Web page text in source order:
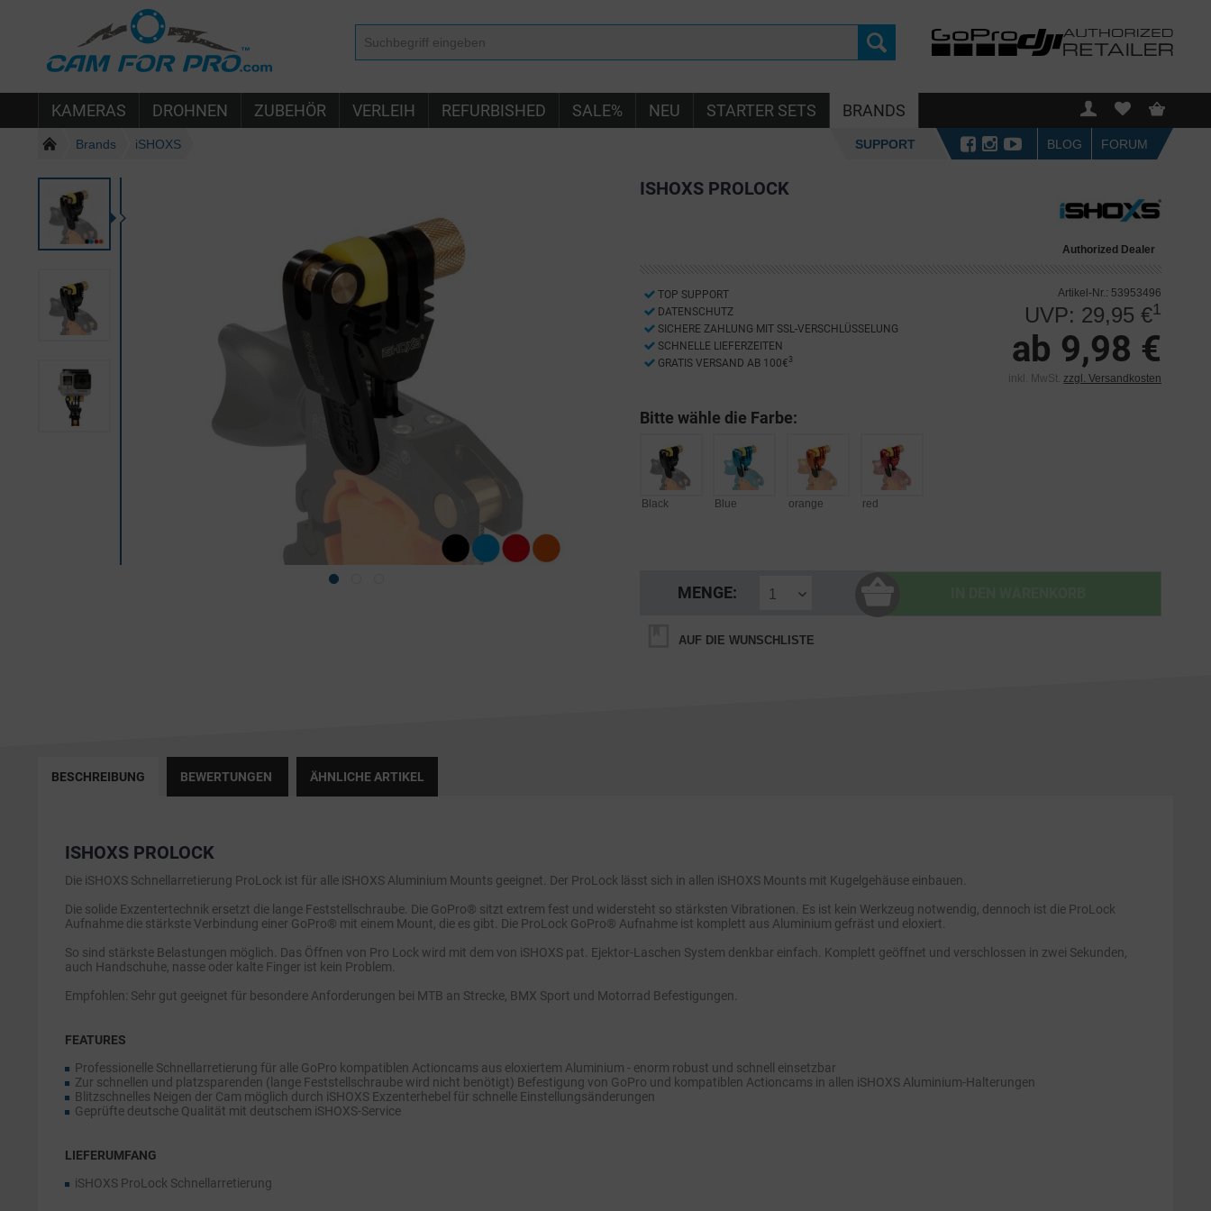
KAMERAS DROHNEN ZUBEHÖR VERLEIH REFURBISHED SALE% NEU STARTER SETS BRANDS
Brands iSHOXS SUPPORT BLOG FORUM
ISHOXS PROLOCK
Authorized Dealer
TOP SUPPORT
DATENSCHUTZ
SICHERE ZAHLUNG MIT SSL-VERSCHLÜSSELUNG
SCHNELLE LIEFERZEITEN
GRATIS VERSAND AB 100€ 3
Artikel-Nr.: 53953496
UVP: 29,95 €1
ab 9,98 €
inkl. MwSt. zzgl. Versandkosten
Bitte wähle die Farbe:
Black Blue orange red
MENGE:
AUF DIE WUNSCHLISTE
BESCHREIBUNG BEWERTUNGEN ÄHNLICHE ARTIKEL
ISHOXS PROLOCK
Die iSHOXS Schnellarretierung ProLock ist für alle iSHOXS Aluminium Mounts geeignet. Der ProLock lässt sich in allen iSHOXS Mounts mit Kugelgehäuse einbauen.
Die solide Exzentertechnik ersetzt die lange Feststellschraube. Die GoPro® sitzt extrem fest und widersteht so stärksten Vibrationen. Es ist kein Werkzeug notwendig, dennoch ist die ProLock
Aufnahme die stärkste Verbindung einer GoPro® mit einem Mount, die es gibt. Die ProLock GoPro® Aufnahme ist komplett aus Aluminium gefräst und eloxiert.
So sind stärkste Belastungen möglich. Das Öffnen von Pro Lock wird mit dem von iSHOXS pat. Ejektor-Laschen System denkbar einfach. Komplett geöffnet und verschlossen in zwei Sekunden,
auch Handschuhe, nasse oder kalte Finger ist kein Problem.
Empfohlen: Sehr gut geeignet für besondere Anforderungen bei MTB an Strecke, BMX Sport und Motorrad Befestigungen.
FEATURES
Professionelle Schnellarretierung für alle GoPro kompatiblen Actioncams aus eloxiertem Aluminium - enorm robust und schnell einsetzbar
Zur schnellen und platzsparenden (lange Feststellschraube wird nicht benötigt) Befestigung von GoPro und kompatiblen Actioncams in allen iSHOXS Aluminium-Halterungen
Blitzschnelles Neigen der Cam möglich durch iSHOXS Exzenterhebel für schnelle Einstellungsänderungen
Geprüfte deutsche Qualität mit deutschem iSHOXS-Service
LIEFERUMFANG
iSHOXS ProLock Schnellarretierung